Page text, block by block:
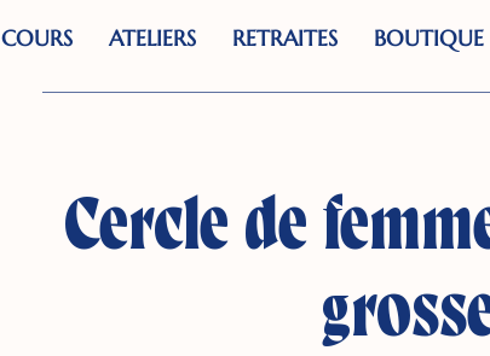
COURS ATELIERS RETRAITES BOUTIQUE
Cercle de